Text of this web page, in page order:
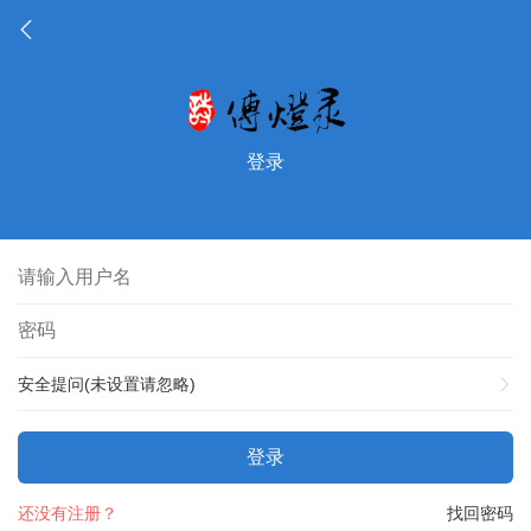
登录
安全提问(未设置请忽略)
登录
找回密码
还没有注册？